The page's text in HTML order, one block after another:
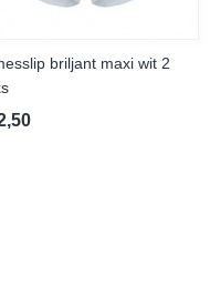
briljant maxi wit 2